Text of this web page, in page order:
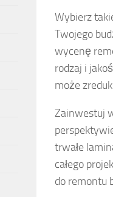
Wybierz
Twojego
wycenę
rodzaj i
może
Zainwestuj
trwałe
całego
do remontu